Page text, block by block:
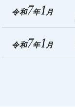
令和7年1月
令和7年1月